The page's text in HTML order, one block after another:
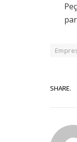
SHARE.